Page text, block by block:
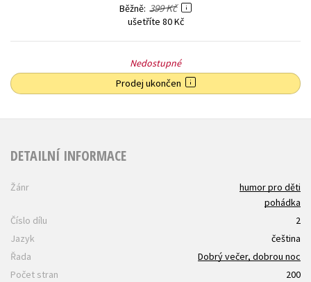
Běžně 399 Kč
ušetříte 80 Kč
Nedostupné
Prodej ukončen
DETAILNÍ INFORMACE
Žánr
humor pro děti
pohádka
Číslo dílu
2
Jazyk
čeština
Řada
Dobrý večer, dobrou noc
Počet stran
200